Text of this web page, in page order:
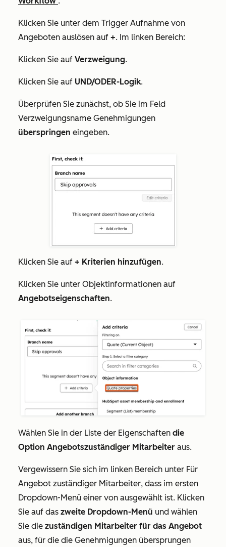
Klicken Sie unter dem Trigger Aufnahme von
Angeboten auslösen auf +. Im linken Bereich:
Klicken Sie auf Verzweigung.
Klicken Sie auf UND/ODER-Logik.
Überprüfen Sie zunächst, ob Sie im Feld
Verzweigungsname Genehmigungen
überspringen eingeben.
Klicken Sie auf + Kriterien hinzufügen.
Klicken Sie unter Objektinformationen auf
Angebotseigenschaften.
Wählen Sie in der Liste der Eigenschaften die
Option Angebotszuständiger Mitarbeiter aus.
Vergewissern Sie sich im linken Bereich unter Für
Angebot zuständiger Mitarbeiter, dass im ersten
Dropdown-Menü einer von ausgewählt ist. Klicken
Sie auf das zweite Dropdown-Menü und wählen
Sie die zuständigen Mitarbeiter für das Angebot
aus, für die die Genehmigungen übersprungen